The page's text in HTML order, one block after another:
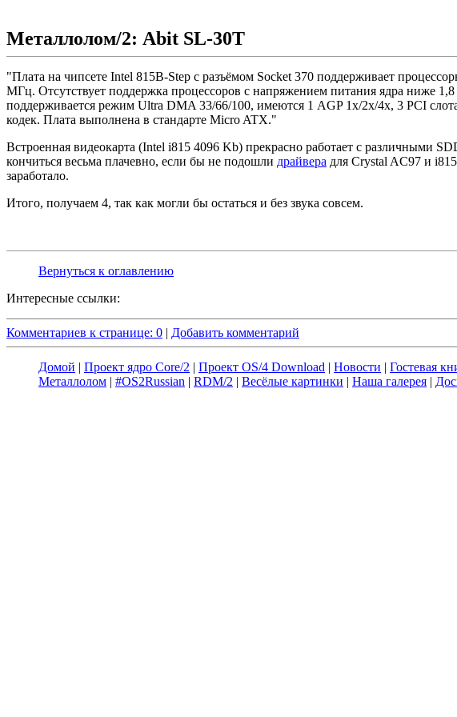
Металлолом/2: Abit SL-30T
"Плата на чипсете Intel 815B-Step с разъёмом Socket 370 поддерживает
МГц. Отсутствует поддержка процессоров с напряжением питания ядра ниже
поддерживается режим Ultra DMA 33/66/100, имеются 1 AGP 1x/2x/4x, 3 PCI
кодек. Плата выполнена в стандарте Micro ATX."
Встроенная видеокарта (Intel i815 4096 Kb) прекрасно работает с различными
кончиться весьма плачевно, если бы не подошли драйвера для Crystal AC97 и
заработало.
Итого, получаем 4, так как могли бы остаться и без звука совсем.
Вернуться к оглавлению
Интересные ссылки:
Комментариев к странице: 0 | Добавить комментарий
Домой | Проект ядро Core/2 | Проект OS/4 Download | Новости | Гостевая
Металлолом | #OS2Russian | RDM/2 | Весёлые картинки | Наша галерея |